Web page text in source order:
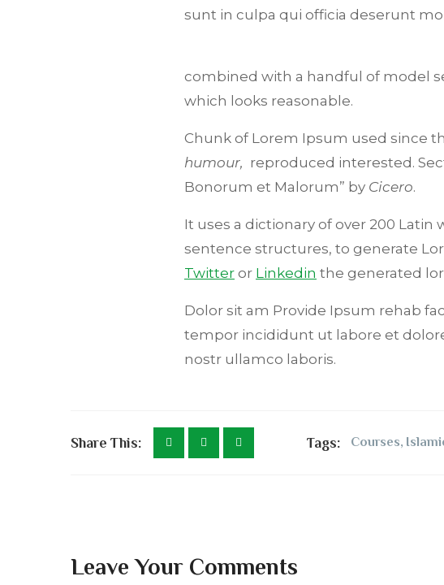
sunt in culpa qui officia deserunt
combined with a handful of model
which looks reasonable.
Chunk of Lorem Ipsum used since
humour, reproduced interested.
Bonorum et Malorum” by Cicero.
It uses a dictionary of over 200
sentence structures, to generate
Twitter or Linkedin the generated
Dolor sit am Provide Ipsum rehab
tempor incididunt ut labore et
nostr ullamco laboris.
Share This: Tags: Courses,
Leave Your Comments